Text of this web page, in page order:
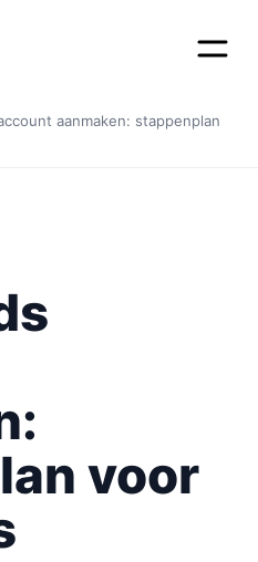
aanmaken: stappenplan
voor